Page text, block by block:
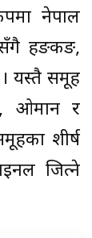
नेपाल
हङकङ,
यस्तै समूह
ओमान र
शीर्ष
जित्ने